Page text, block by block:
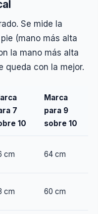
Se mide la
(mano más alta
la mano más alta
queda con la mejor.
7
10
Marca
para 9
sobre 10
cm 64 cm
cm 60 cm